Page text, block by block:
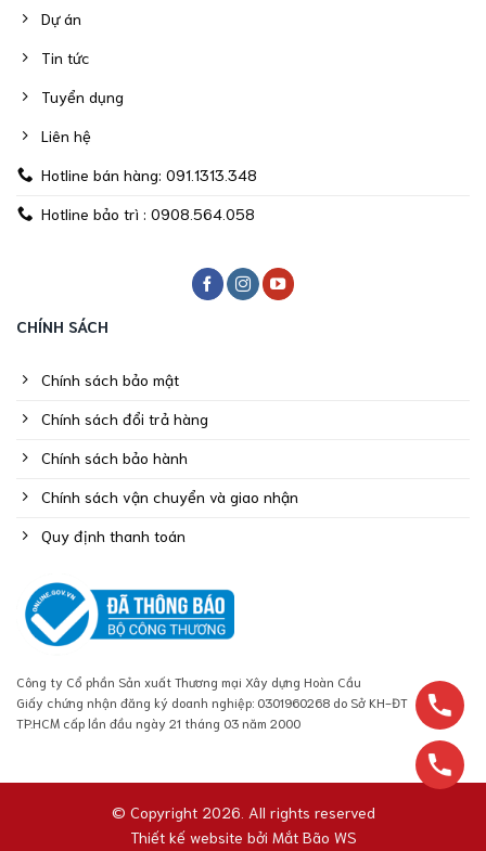
Dự án
Tin tức
Tuyển dụng
Liên hệ
Hotline bán hàng: 091.1313.348
Hotline bảo trì : 0908.564.058
CHÍNH SÁCH
Chính sách bảo mật
Chính sách đổi trả hàng
Chính sách bảo hành
Chính sách vận chuyển và giao nhận
Quy định thanh toán
Công ty Cổ phần Sản xuất Thương mại Xây dựng Hoàn Cầu
Giấy chứng nhận đăng ký doanh nghiệp: 0301960268 do Sở KH-ĐT
TP.HCM cấp lần đầu ngày 21 tháng 03 năm 2000
© Copyright 2026. All rights reserved
Thiết kế website bởi Mắt Bão WS